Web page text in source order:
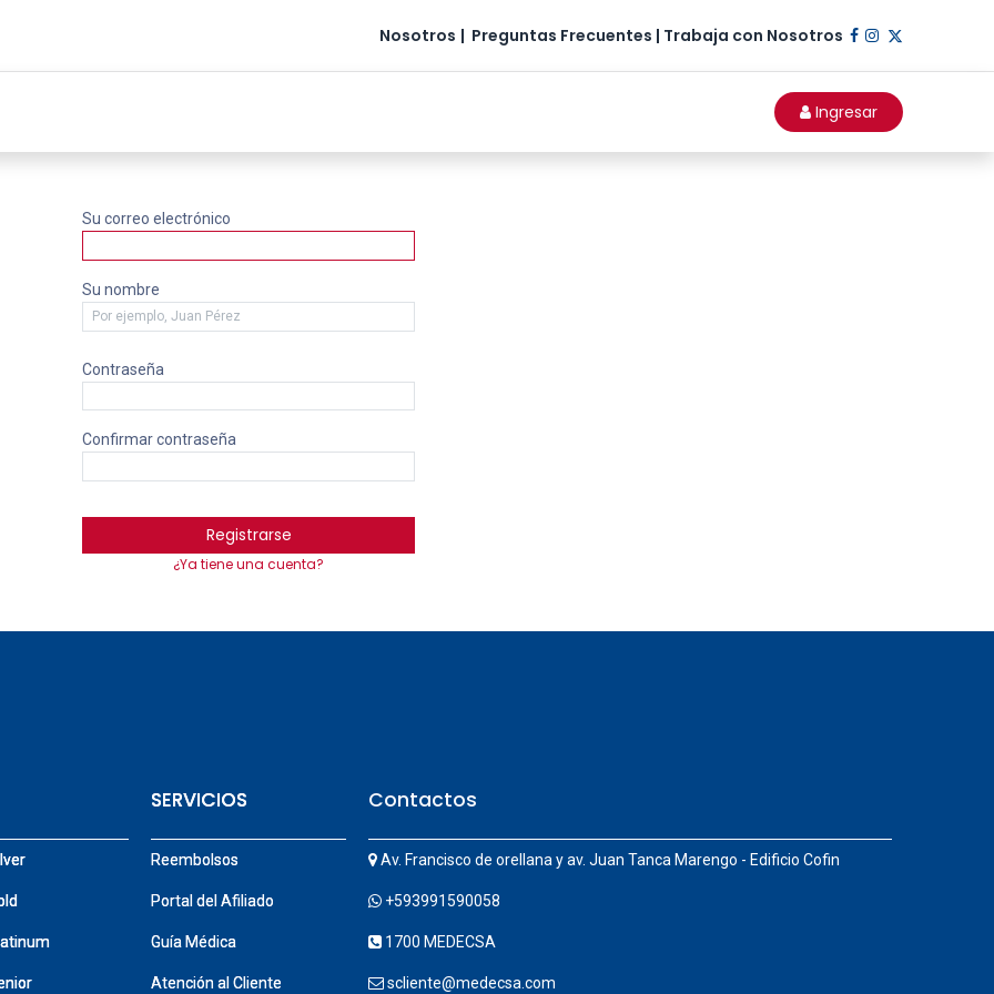
Nosotros | Preguntas Frecuentes | Trabaja con Nosotros​
Ingresar​​​​​​
Su correo electrónico
Su nombre
Contraseña
Confirmar contraseña
Registrarse
¿Ya tiene una cuenta?
SERVICIOS
Reembolsos
Portal del Afiliado
Guía Medica
Atención al Cliente
SERVICIOS
Reembolsos
Portal del Afiliado
Guía Médica
Atención al Cliente
Contactos
Av. Francisco de orellana y av. Juan Tanca Marengo - Edificio Cofin
+593991590058
1700 MEDECSA
scliente@medecsa.com